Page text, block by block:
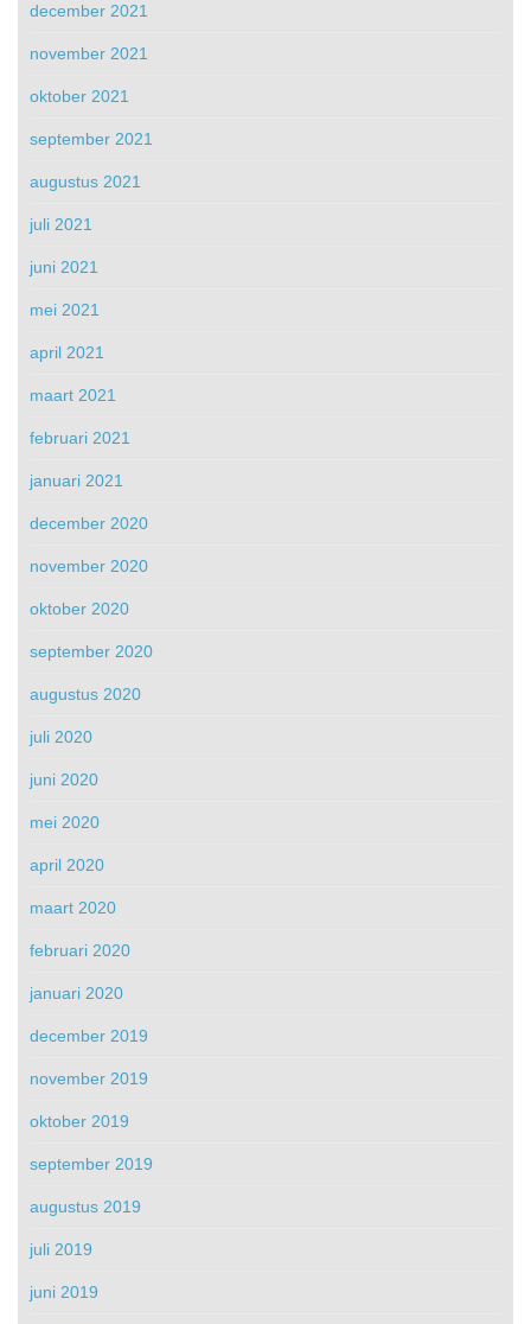
december 2021
november 2021
oktober 2021
september 2021
augustus 2021
juli 2021
juni 2021
mei 2021
april 2021
maart 2021
februari 2021
januari 2021
december 2020
november 2020
oktober 2020
september 2020
augustus 2020
juli 2020
juni 2020
mei 2020
april 2020
maart 2020
februari 2020
januari 2020
december 2019
november 2019
oktober 2019
september 2019
augustus 2019
juli 2019
juni 2019